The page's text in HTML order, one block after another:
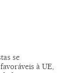
se
à UE,